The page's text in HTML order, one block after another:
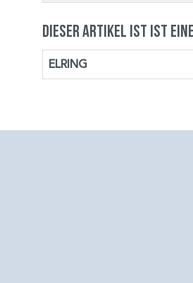
Dieser Artikel ist ist
ELRING